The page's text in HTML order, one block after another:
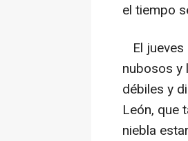
el tiempo
El
nubosos y
débiles y
León, que
niebla